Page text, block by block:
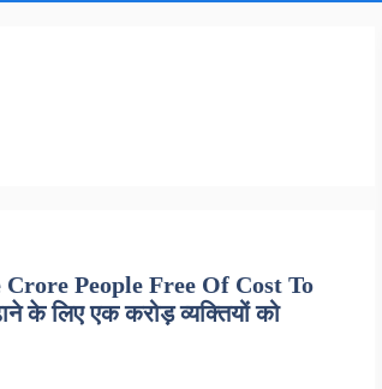
People Free Of Cost To
के लिए एक करोड़ व्यक्तियों को